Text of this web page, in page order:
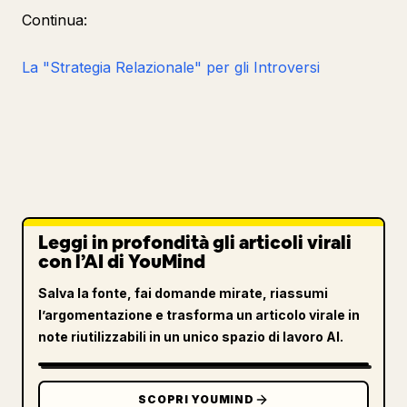
Continua:
La "Strategia Relazionale" per gli Introversi
Leggi in profondità gli articoli virali
con l’AI di YouMind
Salva la fonte, fai domande mirate, riassumi
l’argomentazione e trasforma un articolo virale in
note riutilizzabili in un unico spazio di lavoro AI.
SCOPRI YOUMIND